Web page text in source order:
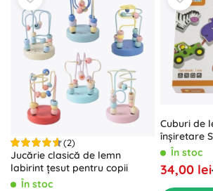
(2)
Jucărie clasică de lemn
labirint țesut pentru copii
În stoc
Cuburi de
înșiretare
În stoc
34,00 lei